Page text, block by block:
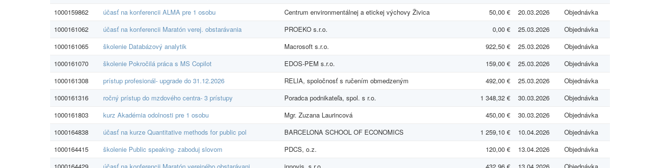
1000159862
účasť na konferencii ALMA pre 1 osobu Centrum environmentálnej a etickej výchovy Živica 50,00 € 20.03.2026
Objednávka
1000161062
účasť na konferencii Maratón verej. obstarávania PROEKO s.r.o. 0,00 € 25.03.2026
Objednávka
1000161065
školenie Databázový analytik Macrosoft s.r.o. 922,50 € 25.03.2026
Objednávka
1000161070
školenie Pokročilá práca s MS Copilot EDOS-PEM s.r.o. 159,00 € 25.03.2026
Objednávka
1000161308
prístup profesionál- upgrade do 31.12.2026 RELIA, spoločnosť s ručením obmedzeným 492,00 € 25.03.2026
Objednávka
1000161316
ročný prístup do mzdového centra- 3 prístupy Poradca podnikateľa, spol. s r.o. 1 348,32 € 30.03.2026
Objednávka
1000161803
kurz Akadémia odolnosti pre 1 osobu Mgr. Zuzana Laurincová 450,00 € 30.03.2026
Objednávka
1000164838
účasť na kurze Quantitative methods for public pol BARCELONA SCHOOL OF ECONOMICS 1 259,10 € 10.04.2026
Objednávka
1000164415
školenie Public speaking- zaboduj slovom PDCS, o.z. 120,00 € 13.04.2026
Objednávka
1000164429
účasť na konferencii Maratón verejného obstarávani innovis, s.r.o. 432,96 € 13.04.2026 Objednávka